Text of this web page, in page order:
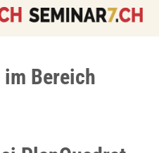
Bereich